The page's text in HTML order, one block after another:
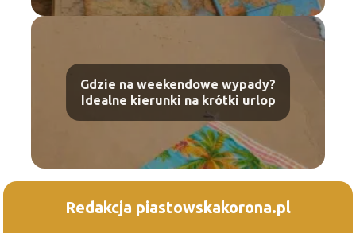
Gdzie na weekendowe wypady?
Idealne kierunki na krótki urlop
Redakcja piastowskakorona.pl